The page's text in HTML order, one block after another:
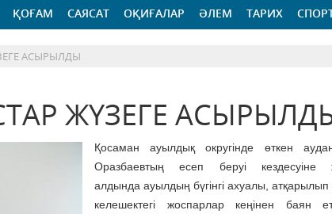
ҚОҒАМ САЯСАТ ОҚИҒАЛАР ӘЛЕМ ТАРИХ
АСЫРЫЛДЫ
ЖҮЗЕГЕ
Қосаман ауылдық округінде өткен
Оразбаевтың есеп беруі кездесуіне
алдында ауылдың бүгінгі ахуалы, атқарылып
келешектегі жоспарлар кеңінен баян